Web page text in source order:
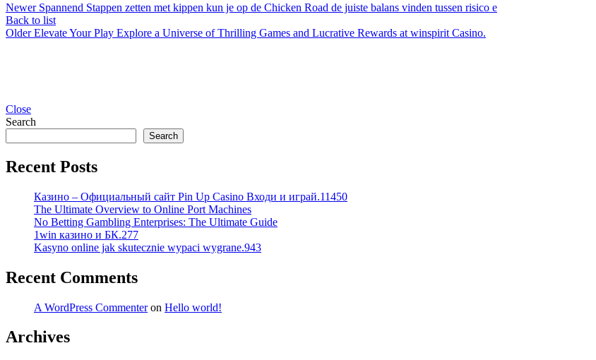
Newer Spannend Stappen zetten met kippen kun je op de Chicken Road de juiste balans vinden tussen risico e
Back to list
Older Elevate Your Play Explore a Universe of Thrilling Games and Lucrative Rewards at winspirit Casino.
Close
Search
Search
Recent Posts
Казино – Официальный сайт Pin Up Casino Входи и играй.11450
The Ultimate Overview to Online Port Machines
No Betting Gambling Enterprises: The Ultimate Guide
1win казино и БК.277
Kasyno online jak skutecznie wypaci wygrane.943
Recent Comments
A WordPress Commenteron Hello world!
Archives